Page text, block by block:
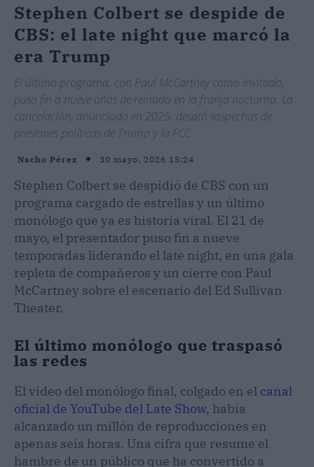
Stephen Colbert se despide de
CBS: el late night que marcó la
era Trump
El último programa, con Paul McCartney como invitado,
puso fin a nueve años de reinado en la franja nocturna. La
cancelación, anunciada en 2025, desató sospechas de
presiones políticas de Trump y la FCC.
Nacho Pérez 30 mayo, 2026 15:24
Stephen Colbert se despidió de CBS con un
programa cargado de estrellas y un último
monólogo que ya es historia viral. El 21 de
mayo, el presentador puso fin a nueve
temporadas liderando el late night, en una gala
repleta de compañeros y un cierre con Paul
McCartney sobre el escenario del Ed Sullivan
Theater.
El último monólogo que traspasó
las redes
El vídeo del monólogo final, colgado en el canal
oficial de YouTube del Late Show, había
alcanzado un millón de reproducciones en
apenas seis horas. Una cifra que resume el
hambre de un público que ha convertido a